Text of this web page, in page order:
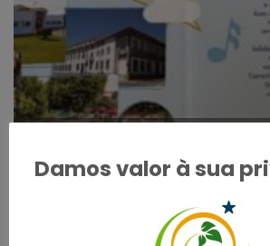
Damos valor à sua